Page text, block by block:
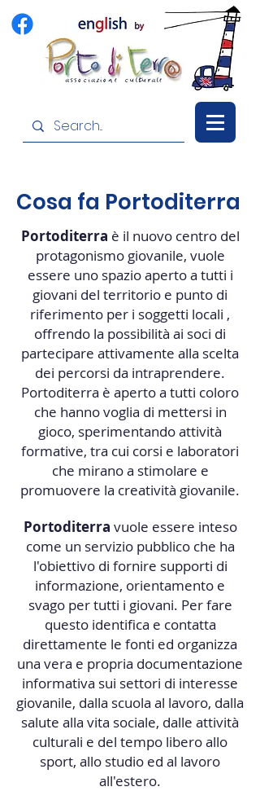
Cosa fa Portoditerra
Portoditerra è il nuovo centro del
protagonismo giovanile, vuole
essere uno spazio aperto a tutti i
giovani del territorio e punto di
riferimento per i soggetti locali ,
offrendo la possibilità ai soci di
partecipare attivamente alla scelta
dei percorsi da intraprendere.
Portoditerra è aperto a tutti coloro
che hanno voglia di mettersi in
gioco, sperimentando attività
formative, tra cui corsi e laboratori
che mirano a stimolare e
promuovere la creatività giovanile.
Portoditerra vuole essere inteso
come un servizio pubblico che ha
l'obiettivo di fornire supporti di
informazione, orientamento e
svago per tutti i giovani. Per fare
questo identifica e contatta
direttamente le fonti ed organizza
una vera e propria documentazione
informativa sui settori di interesse
giovanile, dalla scuola al lavoro, dalla
salute alla vita sociale, dalle attività
culturali e del tempo libero allo
sport, allo studio ed al lavoro
all'estero.